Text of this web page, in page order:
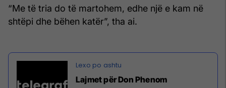
“Me të tria do të martohem, edhe një e kam në
shtëpi dhe bëhen katër”, tha ai.
Lajmet për Don Phenom